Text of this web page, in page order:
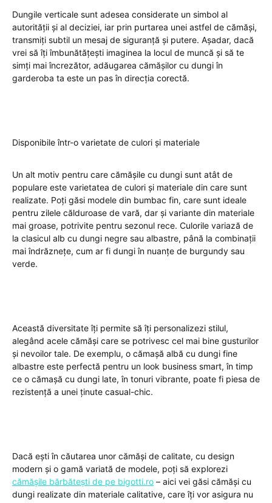
Dungile verticale sunt adesea considerate un simbol al
autorității și al deciziei, iar prin purtarea unei astfel de cămăși,
transmiți subtil un mesaj de siguranță și putere. Așadar, dacă
vrei să îți îmbunătățești imaginea la locul de muncă și să te
simți mai încrezător, adăugarea cămășilor cu dungi în
garderoba ta este un pas în direcția corectă.
Disponibile într-o varietate de culori și materiale
Un alt motiv pentru care cămășile cu dungi sunt atât de
populare este varietatea de culori și materiale din care sunt
realizate. Poți găsi modele din bumbac fin, care sunt ideale
pentru zilele călduroase de vară, dar și variante din materiale
mai groase, potrivite pentru sezonul rece. Culorile variază de
la clasicul alb cu dungi negre sau albastre, până la combinații
mai îndrăznețe, cum ar fi dungi în nuanțe de burgundy sau
verde.
Această diversitate îți permite să îți personalizezi stilul,
alegând acele cămăși care se potrivesc cel mai bine gusturilor
și nevoilor tale. De exemplu, o cămașă albă cu dungi fine
albastre este perfectă pentru un look business smart, în timp
ce o cămașă cu dungi late, în tonuri vibrante, poate fi piesa de
rezistență a unei ținute casual-chic.
Dacă ești în căutarea unor cămăși de calitate, cu design
modern și o gamă variată de modele, poți să explorezi
cămășile bărbătești de pe bigotti.ro – aici vei găsi cămăși cu
dungi realizate din materiale calitative, care îți vor asigura nu